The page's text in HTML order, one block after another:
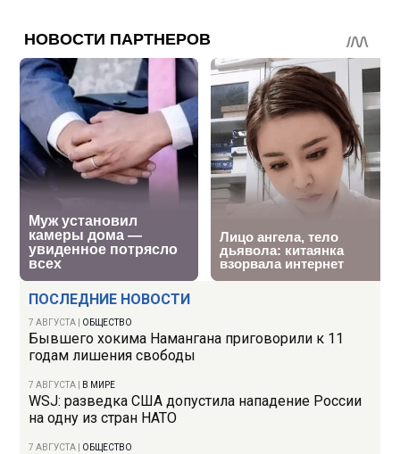
ПОСЛЕДНИЕ НОВОСТИ
7 АВГУСТА ОБЩЕСТВО
Бывшего хокима Намангана приговорили к 11
годам лишения свободы
7 АВГУСТА В МИРЕ
WSJ: разведка США допустила нападение России
на одну из стран НАТО
7 АВГУСТА ОБЩЕСТВО